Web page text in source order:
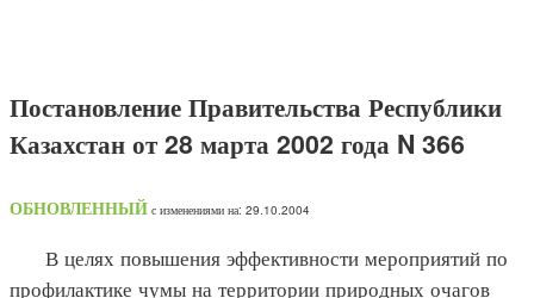
Постановление Правительства Республики
Казахстан от 28 марта 2002 года N 366
ОБНОВЛЕННЫЙ с изменениями на: 29.10.2004
В целях повышения эффективности мероприятий по
профилактике чумы на территории природных очагов